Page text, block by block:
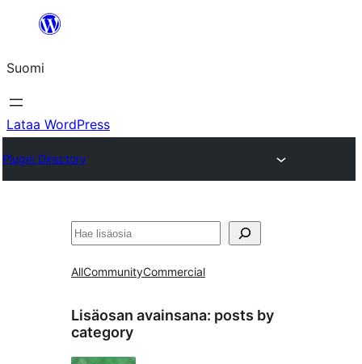
Suomi
Lataa WordPress
Plugin Directory
Etsi
AllCommunityCommercial
Lisäosan avainsana: posts by
category